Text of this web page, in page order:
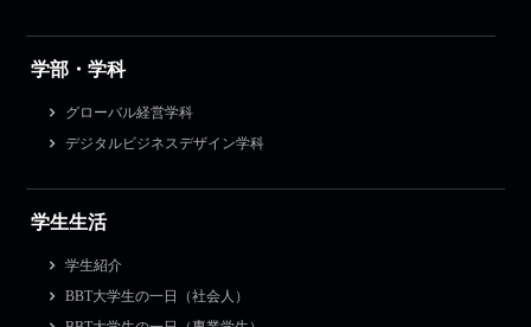
学部・学科
グローバル経営学科
デジタルビジネスデザイン学科
学生生活
学生紹介
BBT大学生の一日（社会人）